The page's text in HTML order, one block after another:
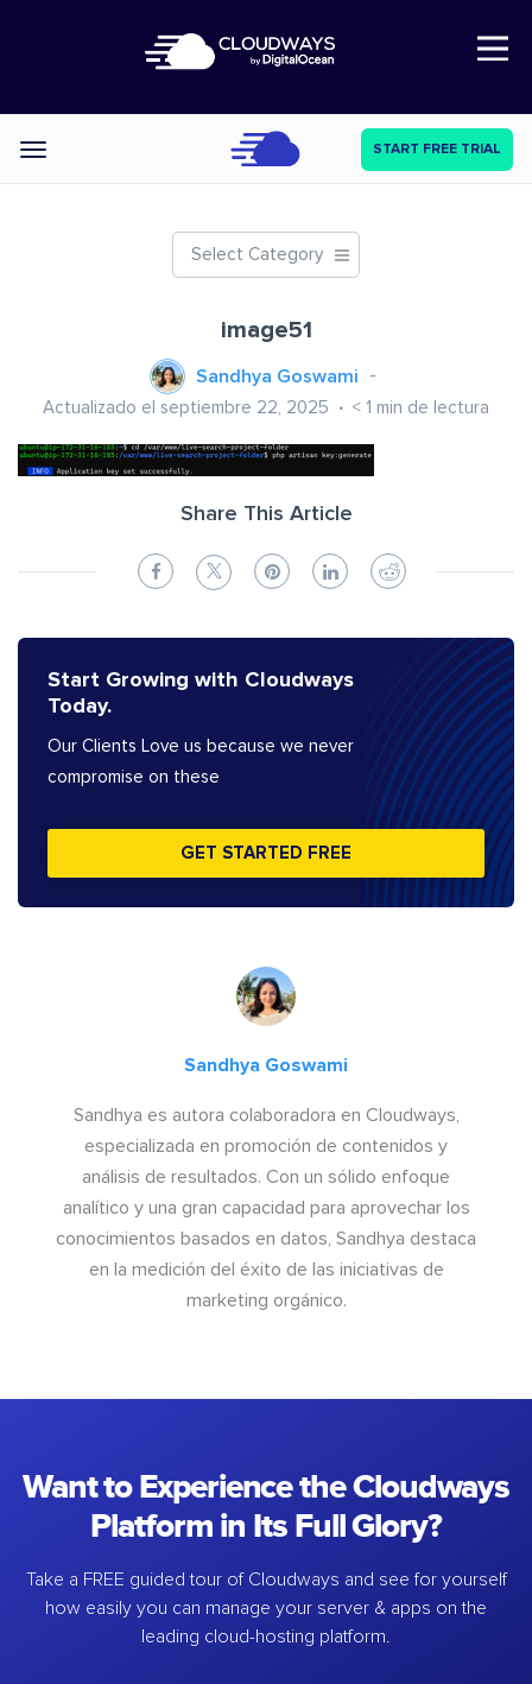
Open Nav
Categories START FREE TRIAL
Select Category
image51
Sandhya Goswami
Actualizado el septiembre 22, 2025 < 1 min de lectura
Share This Article
Start Growing with Cloudways
Today.
Our Clients Love us because we never
compromise on these
GET STARTED FREE
Sandhya Goswami
Sandhya es autora colaboradora en Cloudways,
especializada en promoción de contenidos y
análisis de resultados. Con un sólido enfoque
analítico y una gran capacidad para aprovechar los
conocimientos basados en datos, Sandhya destaca
en la medición del éxito de las iniciativas de
marketing orgánico.
Want to Experience the Cloudways
Platform in Its Full Glory?
Take a FREE guided tour of Cloudways and see for yourself
how easily you can manage your server & apps on the
leading cloud-hosting platform.